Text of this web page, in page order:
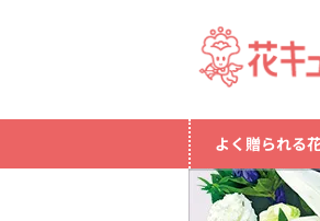
よく贈られる